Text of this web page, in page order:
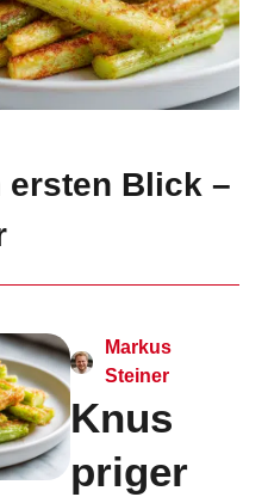
ersten Blick –
Markus
Steiner
Knus
priger